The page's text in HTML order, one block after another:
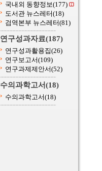
국내외 동향정보(177)
도서관 뉴스레터(18)
검역본부 뉴스레터(81)
연구성과자료(187)
연구성과활용집(26)
연구보고서(109)
연구과제제안서(52)
수의과학고서(18)
수의과학고서(18)